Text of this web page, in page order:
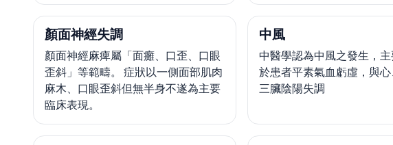
顏面神經失調
顏面神經麻痺屬「面癱、口歪、口眼
歪斜」等範疇。 症狀以一側面部肌肉
麻木、口眼歪斜但無半身不遂為主要
臨床表現。
中風
中醫學認為中風之發生，
於患者平素氣血虧虛，與
三臟陰陽失調